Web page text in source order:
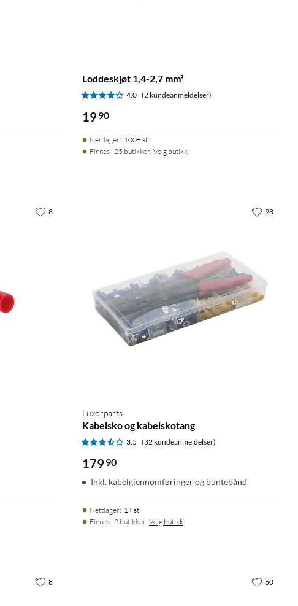
Loddeskjøt 1,4-2,7 mm²
4.0 (2 kundeanmeldelser)
19 90
Nettlager: 100+ st
Finnes i 25 butikker. Velg butikk
8
Luxorparts
Kabelsko og kabelskotang
3.5 (32 kundeanmeldelser)
179 90
Inkl. kabelgjennomføringer og buntebånd
Nettlager: 1+ st
Finnes i 2 butikker. Velg butikk
98
8 60